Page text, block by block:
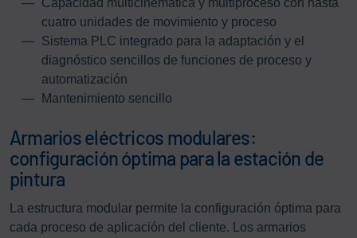
cuatro unidades de movimiento y proceso
Sistema PLC integrado para la adaptación y el
diagnóstico sencillos de funciones de proceso y
automatización
Mantenimiento sencillo
Armarios eléctricos modulares:
configuración óptima para la estación de
pintura
La estructura modular permite la configuración óptima para
cada proceso de aplicación del cliente. Los armarios